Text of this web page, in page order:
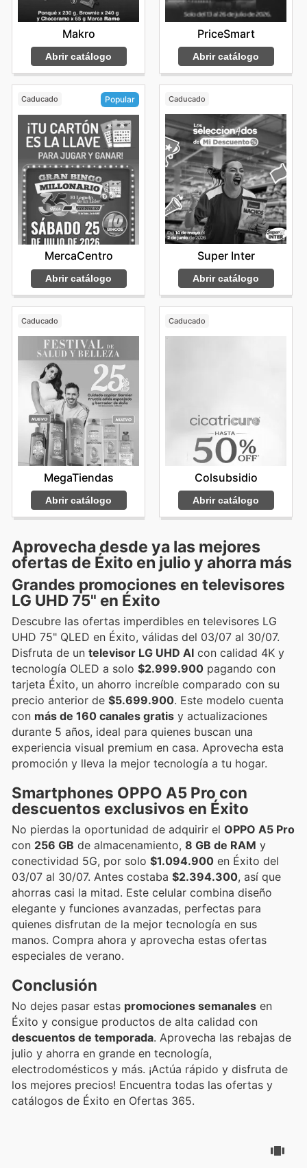
Makro
Abrir catálogo
PriceSmart
Abrir catálogo
Caducado Popular
MercaCentro
Abrir catálogo
Caducado
Super Inter
Abrir catálogo
Caducado
MegaTiendas
Abrir catálogo
Caducado
Colsubsidio
Abrir catálogo
Aprovecha desde ya las mejores
ofertas de Éxito en julio y ahorra más
Grandes promociones en televisores
LG UHD 75" en Éxito
Descubre las ofertas imperdibles en televisores LG
UHD 75" QLED en Éxito, válidas del 03/07 al 30/07.
Disfruta de un televisor LG UHD AI con calidad 4K y
tecnología OLED a solo $2.999.900 pagando con
tarjeta Éxito, un ahorro increíble comparado con su
precio anterior de $5.699.900. Este modelo cuenta
con más de 160 canales gratis y actualizaciones
durante 5 años, ideal para quienes buscan una
experiencia visual premium en casa. Aprovecha esta
promoción y lleva la mejor tecnología a tu hogar.
Smartphones OPPO A5 Pro con
descuentos exclusivos en Éxito
No pierdas la oportunidad de adquirir el OPPO A5 Pro
con 256 GB de almacenamiento, 8 GB de RAM y
conectividad 5G, por solo $1.094.900 en Éxito del
03/07 al 30/07. Antes costaba $2.394.300, así que
ahorras casi la mitad. Este celular combina diseño
elegante y funciones avanzadas, perfectas para
quienes disfrutan de la mejor tecnología en sus
manos. Compra ahora y aprovecha estas ofertas
especiales de verano.
Conclusión
No dejes pasar estas promociones semanales en
Éxito y consigue productos de alta calidad con
descuentos de temporada. Aprovecha las rebajas de
julio y ahorra en grande en tecnología,
electrodomésticos y más. ¡Actúa rápido y disfruta de
los mejores precios! Encuentra todas las ofertas y
catálogos de Éxito en Ofertas 365.